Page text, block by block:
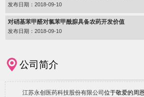
发布日期：2018-09-10
对硝基苯甲醛对氯苯甲酰腙具备农药开发价值
发布日期：2018-09-10
公司简介
江苏永创医药科技股份有限公司位于敬爱的周